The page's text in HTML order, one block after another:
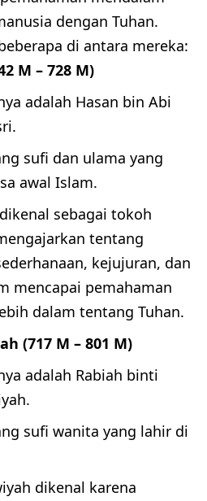
dengan Tuhan.
di antara mereka:
M – 728 M)
adalah Hasan bin Abi
sufi dan ulama yang
awal Islam.
sebagai tokoh
tentang
kejujuran, dan
mencapai pemahaman
dalam tentang Tuhan.
(717 M – 801 M)
adalah Rabiah binti
sufi wanita yang lahir di
dikenal karena